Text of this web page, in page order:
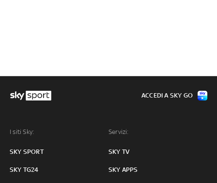
I siti Sky:
SKY SPORT
SKY TG24
Servizi:
SKY TV
SKY APPS
ACCEDI A SKY GO